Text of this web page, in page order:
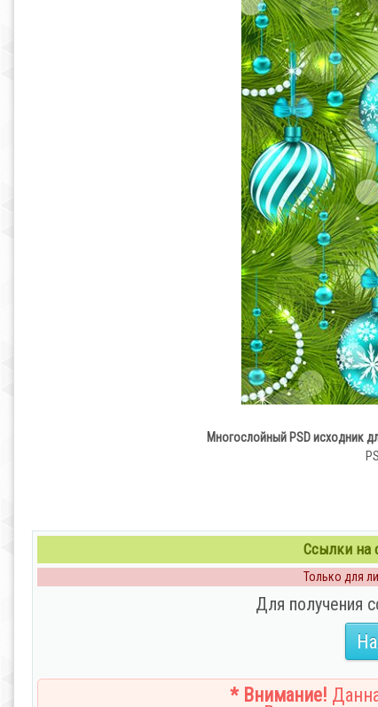
Многослойный PSD исходник
Ссылки на
Только для
Для получения
* Внимание!